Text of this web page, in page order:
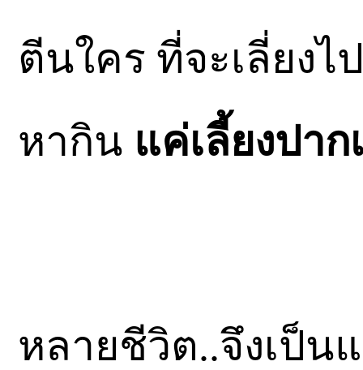
ตีนใคร ที่จะเลี่ยง
หากิน แค่เลี้ยงปา
หลายชีวิต..จึงเป็น